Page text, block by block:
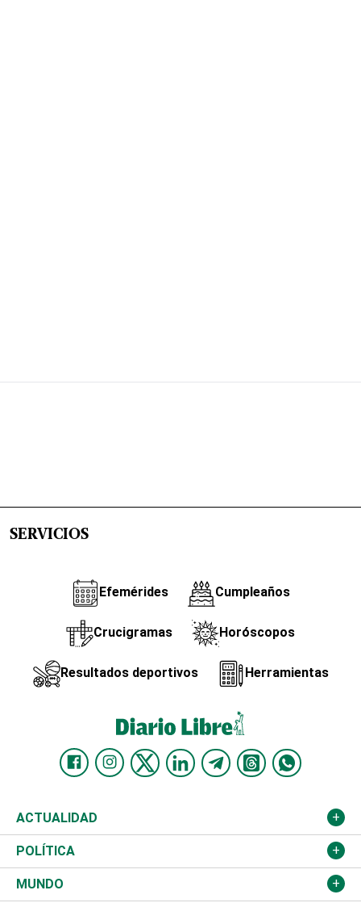
SERVICIOS
Efemérides Cumpleaños
Crucigramas Horóscopos
Resultados deportivos Herramientas
ACTUALIDAD
Nacional
Ciudad
POLÍTICA
Partidos
MUNDO